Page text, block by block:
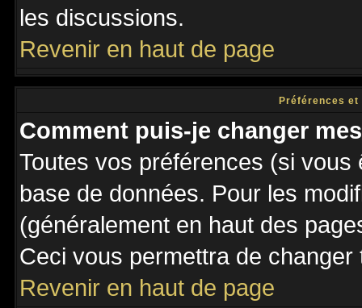
les discussions.
Revenir en haut de page
Préférences
Comment puis-je changer
Toutes vos préférences (si
base de données. Pour les
(généralement en haut des
Ceci vous permettra de
Revenir en haut de page